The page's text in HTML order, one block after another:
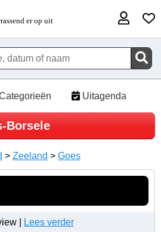
Uitagenda
Borsele
> Zeeland > Goes
| Lees verder